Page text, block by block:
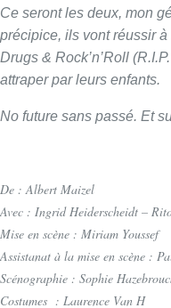
Ce seront les deux, mon
précipice, ils vont réussir
Drugs & Rock’n’Roll
attraper par leurs enfants.
No future sans passé. Et
De : Albert Maizel
Avec : Ingrid Heiderscheidt –
Mise en scène : Miriam Youssef
Assistanat à la mise en scène :
Scénographie : Sophie
Costumes : Laurence Van H